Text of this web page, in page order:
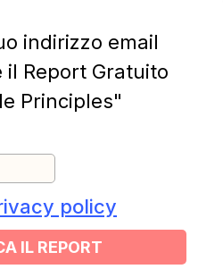
indirizzo email
il Report Gratuito
Principles"
policy
IL REPORT